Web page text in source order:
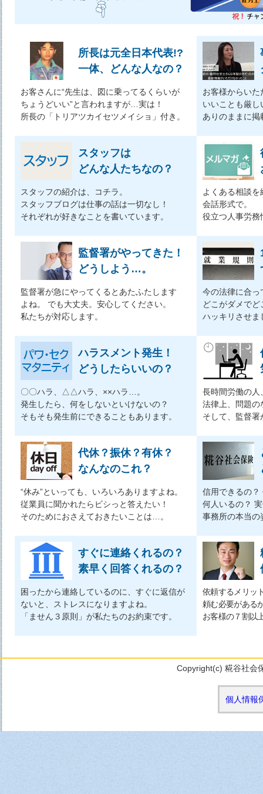
所長は元全日本代表!?
一体、どんな人なの？
お客さんに“先生は、図に乗ってるくらいが
ちょうどいい”と言われますが…実は！
所長の「トリアツカイセツメイショ」付き。
お客様からいた
いいことも厳し
ありのままに
スタッフは
どんな人たちなの？
スタッフの紹介は、コチラ。
スタッフブログは仕事の話は一切なし！
それぞれが好きなことを書いています。
よくある相談
会話形式で。
役立つ人事労務
監督署がやってきた！
どうしよう…。
監督署が急にやってくるとあたふたします
よね。 でも大丈夫。安心してください。
私たちが対応します。
今の法律に合っ
どこがダメで
ハッキリさせま
ハラスメント発生！
どうしたらいいの？
〇〇ハラ、△△ハラ、××ハラ…。
発生したら、何をしないといけないの？
そもそも発生前にできることもあります。
長時間労働の人
法律上、問題の
そして、監督
代休？振休？有休？
なんなのこれ？
“休み”といっても、いろいろありますよね。
従業員に聞かれたらビシっと答えたい！
そのためにおさえておきたいことは…。
信用できるの？
何人いるの？
事務所の本当の
すぐに連絡くれるの？
素早く回答くれるの？
困ったから連絡しているのに、すぐに返信が
ないと、ストレスになりますよね。
「ません３原則」が私たちのお約束です。
依頼するメリッ
頼む必要がある
お客様の７割以
Copyright(c) 糀谷社会
個人情報